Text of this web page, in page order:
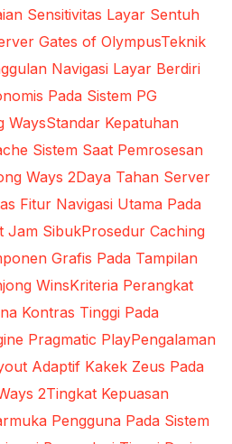
Sensitivitas Layar Sentuh
Gates of OlympusTeknik
Navigasi Layar Berdiri
Pada Sistem PG
WaysStandar Kepatuhan
Sistem Saat Pemrosesan
Ways 2Daya Tahan Server
Fitur Navigasi Utama Pada
Jam SibukProsedur Caching
Grafis Pada Tampilan
WinsKriteria Perangkat
Kontras Tinggi Pada
Pragmatic PlayPengalaman
Adaptif Kakek Zeus Pada
2Tingkat Kepuasan
Pengguna Pada Sistem